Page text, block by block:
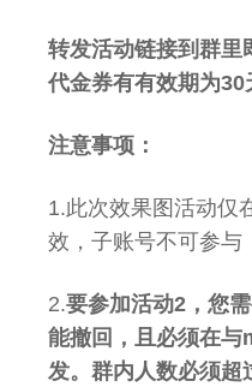
转发活动链接到群里
代金券有有效期为30
注意事项：
1.此次效果图活动仅
效，子账号不可参与
2.要参加活动2，您
能撤回，且必须在
发。群内人数必须超